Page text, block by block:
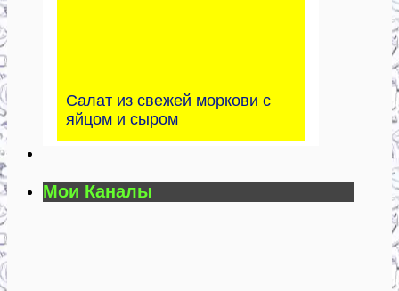
Салат из свежей моркови с
яйцом и сыром
Мои Каналы